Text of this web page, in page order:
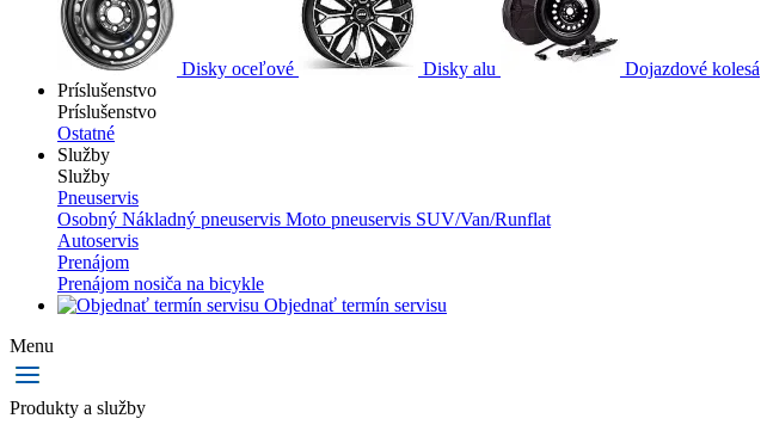
Disky oceľové Disky alu
Dojazdové kolesá
Príslušenstvo
Príslušenstvo
Ostatné
Služby
Služby
Pneuservis
Osobný Nákladný pneuservis Moto pneuservis SUV/Van/Runflat
Autoservis
Prenájom
Prenájom nosiča na bicykle
Objednať termín servisu
Menu
Produkty a služby